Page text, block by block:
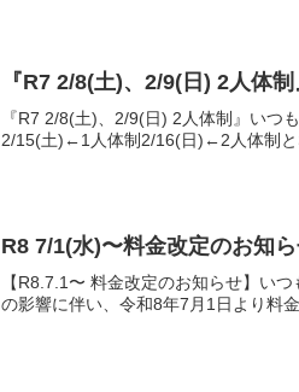
『R7 2/8(土)、2/9(日) 2人体制
『R7 2/8(土)、2/9(日) 2人体制』い
2/15(土)←1人体制2/16(日)←2人体制と
R8 7/1(水)〜料金改定のお知
【R8.7.1〜 料金改定のお知らせ】い
の影響に伴い、令和8年7月1日より料